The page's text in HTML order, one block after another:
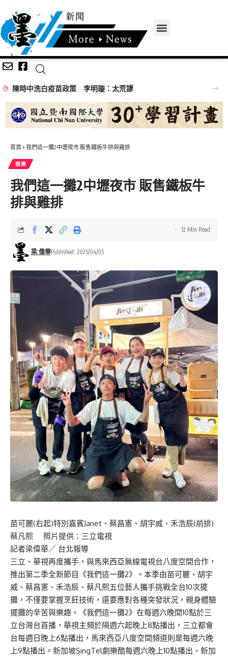
首頁 » 我們這一攤2中壢夜市 販售鐵板牛排與雞排
娛樂
我們這一攤2中壢夜市 販售鐵板牛
排與雞排
梁 偉華Published: 2025/04/05
12 Min Read
苗可麗(右起)特別嘉賓Janet、蔡昌憲、胡宇威、禾浩辰(前排)
蔡凡熙 照片提供：三立電視
記者梁偉華／ 台北報導
三立、華視再度攜手，與馬來西亞無線電視台八度空間合作，
推出第二季全新節目《我們這一攤2》。本季由苗可麗、胡宇
威、蔡昌憲、禾浩辰、蔡凡熙五位藝人攜手挑戰全台10次擺
攤，不僅要掌握烹飪技術，還要應對各種突發狀況，親身體驗
擺攤的辛苦與樂趣。《我們這一攤2》在每週六晚間10點於三
立台灣台首播，華視主頻於隔週六起晚上8點播出，三立都會
台每週日晚上6點播出，馬來西亞八度空間頻道則是每週六晚
上9點播出。新加坡SingTel劇樂酷每週六晚上10點播出、新加